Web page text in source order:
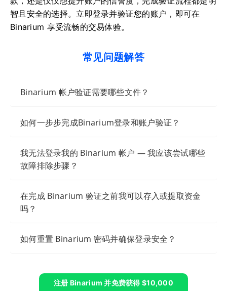
智且安全的选择。立即登录并验证您的账户，即可在
Binarium 享受流畅的交易体验。
常见问题解答
Binarium 帐户验证需要哪些文件？
如何一步步完成Binarium登录和账户验证？
我无法登录我的 Binarium 帐户 — 我应该尝试哪些
故障排除步骤？
在完成 Binarium 验证之前我可以存入或提取资金
吗？
如何重置 Binarium 密码并确保登录安全？
注册 Binarium 并免费获得 $10,000